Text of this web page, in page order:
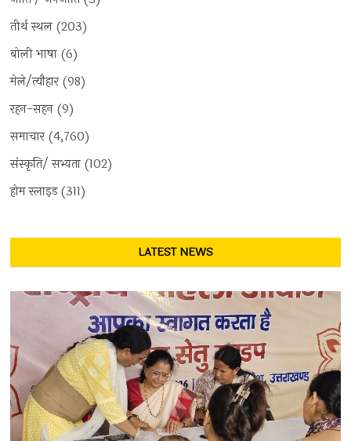
तीर्थ स्थल (203)
बोली भाषा (6)
मेले/त्यौहार(98)
रहन-सहन (9)
समाचार(4,760)
संस्कृति/ सभ्यता (102)
होम स्लाइड(311)
LATEST NEWS